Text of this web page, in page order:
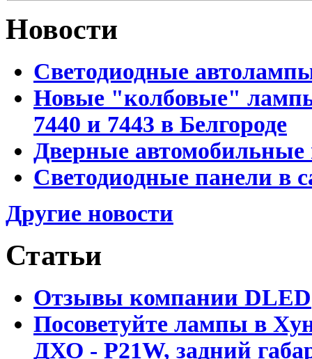
Новости
Светодиодные
Новые "колбовые"
7440 и 7443 в Белгороде
Дверные автомобильные
Светодиодные панели в
Другие новости
Статьи
Отзывы компании DLED
Посоветуйте лампы в
ДХО - P21W, задний